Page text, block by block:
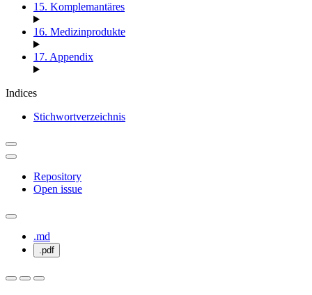
15. Komplemantäres
16. Medizinprodukte
17. Appendix
Indices
Stichwortverzeichnis
Repository
Open issue
.md
.pdf